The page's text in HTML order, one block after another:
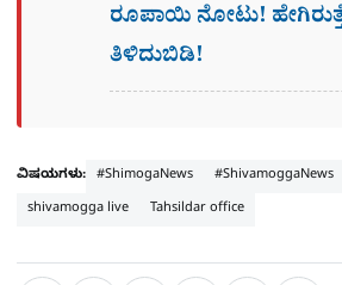
ರೂಪಾಯಿ ನೋಟು!
ತಿಳಿದುಬಿಡಿ!
ವಿಷಯಗಳು: #ShimogaNews #ShivamoggaNews
shivamogga live
Tahsildar office